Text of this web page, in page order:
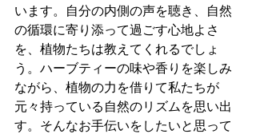
います。自分の内側の声を聴き、自然
の循環に寄り添って過ごす心地よさ
を、植物たちは教えてくれるでしょ
う。ハーブティーの味や香りを楽しみ
ながら、植物の力を借りて私たちが
元々持っている自然のリズムを思い出
す。そんなお手伝いをしたいと思って